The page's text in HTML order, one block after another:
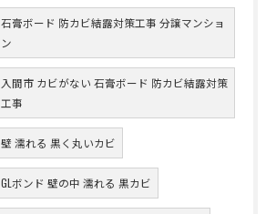
石膏ボード 防カビ結露対策工事 分譲マンショ
ン
入間市 カビがない 石膏ボード 防カビ結露対策
工事
壁 濡れる 黒く丸いカビ
GLボンド 壁の中 濡れる 黒カビ